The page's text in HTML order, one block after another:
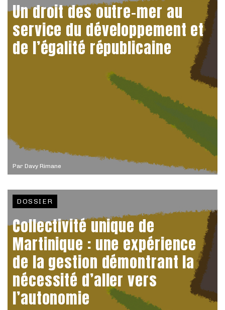
Par Davy Rimane
Un droit des outre-mer au
service du développement et
de l’égalité républicaine
DOSSIER
Collectivité unique de
Martinique : une expérience
de la gestion démontrant la
nécessité d’aller vers
l’autonomie